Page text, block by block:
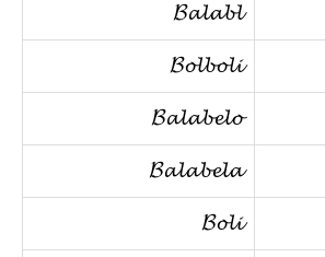
𝓑𝓪𝓵𝓪𝓫𝓵
𝓑𝓸𝓵𝓫𝓸𝓵𝓲
𝓑𝓪𝓵𝓪𝓫𝓮𝓵𝓸
𝓑𝓪𝓵𝓪𝓫𝓮𝓵𝓪
𝓑𝓸𝓵𝓲